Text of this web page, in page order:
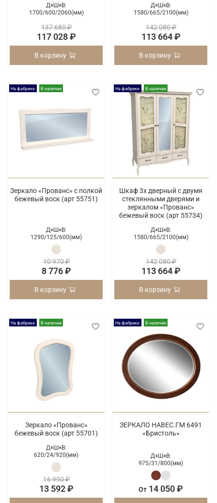
Д×Ш×В:
1700/600/2060(мм)
137 680 ₽
117 028 ₽
В корзину
Д×Ш×В:
1580/665/2100(мм)
142 080 ₽
113 664 ₽
В корзину
На фабрике В наличии
Зеркало «Прованс» с полкой
бежевый воск (арт 55751)
Д×Ш×В:
1290/125/600(мм)
10 970 ₽
8 776 ₽
В корзину
На фабрике В наличии
Шкаф 3х дверный с двумя
стеклянными дверями и
зеркалом «Прованс»
бежевый воск (арт 55734)
Д×Ш×В:
1580/665/2100(мм)
142 080 ₽
113 664 ₽
В корзину
На фабрике В наличии
Зеркало «Прованс»
бежевый воск (арт 55701)
Д×Ш×В:
620/24/920(мм)
16 990 ₽
13 592 ₽
На фабрике В наличии
ЗЕРКАЛО НАВЕС.ГМ 6491
«Бристоль»
Д×Ш×В:
975/31/800(мм)
От 14 050 ₽